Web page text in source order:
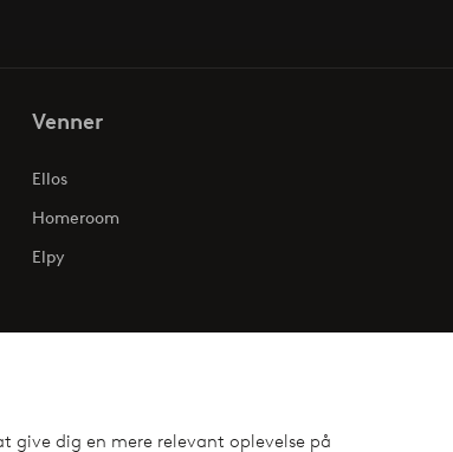
dig en mere relevant oplevelse på
Venner
Ellos
Homeroom
Elpy